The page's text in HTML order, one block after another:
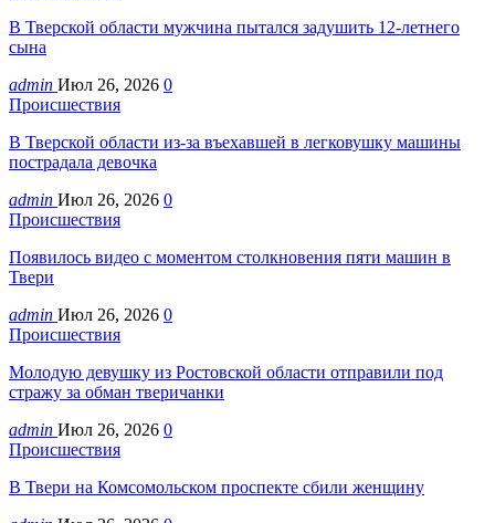
В Тверской области мужчина пытался задушить 12-летнего
сына
admin Июл 26, 2026 0
Происшествия
В Тверской области из-за въехавшей в легковушку машины
пострадала девочка
admin Июл 26, 2026 0
Происшествия
Появилось видео с моментом столкновения пяти машин в
Твери
admin Июл 26, 2026 0
Происшествия
Молодую девушку из Ростовской области отправили под
стражу за обман тверичанки
admin Июл 26, 2026 0
Происшествия
В Твери на Комсомольском проспекте сбили женщину